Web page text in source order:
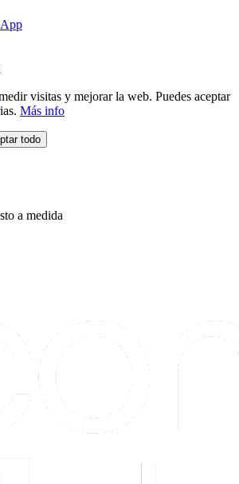
visitas y mejorar la web. Puedes aceptar
Más info
todo